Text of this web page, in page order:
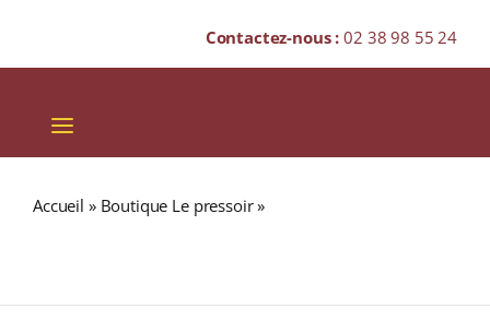
Contactez-nous :02 38 98 55 24
Toggle
Navigation
Accueil » Boutique Le pressoir»